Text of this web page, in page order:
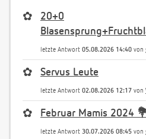
✿
20+0
letzte Antwort 05.08.2026 14:40 von
✿ Servus Leute
letzte Antwort 02.08.2026 12:17 von
✿ Februar Mamis 2024 💐
letzte Antwort 30.07.2026 08:45 von